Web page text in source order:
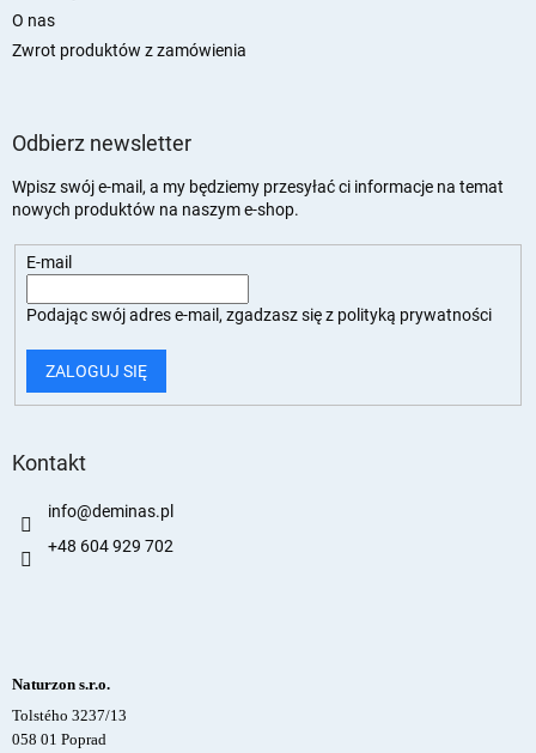
O nas
Zwrot produktów z zamówienia
Odbierz newsletter
Wpisz swój e-mail, a my będziemy przesyłać ci informacje na temat
nowych produktów na naszym e-shop.
E-mail
Podając swój adres e-mail, zgadzasz się z polityką prywatności
ZALOGUJ SIĘ
Kontakt
info@deminas.pl
+48 604 929 702
Naturzon s.r.o.
Tolstého 3237/13
058 01 Poprad